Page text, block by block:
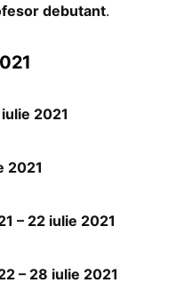
debutant.
2021
2021
– 22 iulie 2021
– 28 iulie 2021